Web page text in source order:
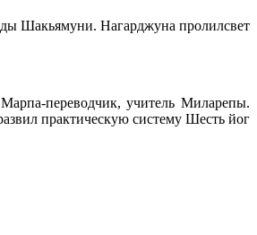
Шакьямуни. Нагарджуна пролилсвет
переводчик, учитель Миларепы.
практическую систему Шесть йог